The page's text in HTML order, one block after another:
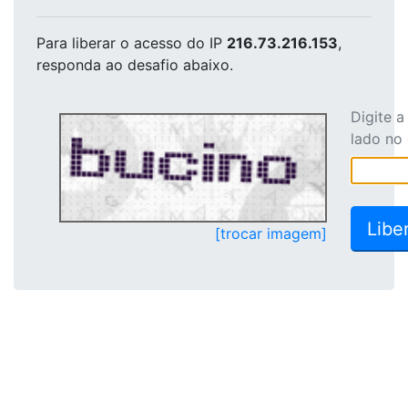
Para liberar o acesso do IP 216.73.216.153,
responda ao desafio abaixo.
[trocar imagem]
Digite
lado no